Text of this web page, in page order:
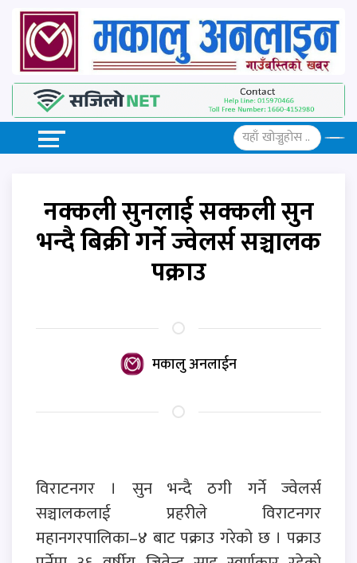
नक्कली सुनलाई सक्कली सुन
भन्दै बिक्री गर्ने ज्वेलर्स सञ्चालक
पक्राउ
मकालु अनलाईन
विराटनगर । सुन भन्दै ठगी गर्ने ज्वेलर्स
सञ्चालकलाई प्रहरीले विराटनगर
महानगरपालिका–४ बाट पक्राउ गरेको छ । पक्राउ